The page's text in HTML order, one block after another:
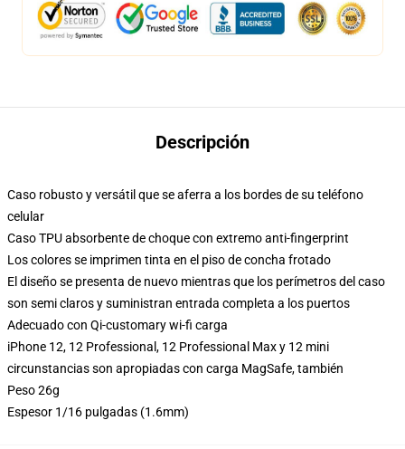
Descripción
Caso robusto y versátil que se aferra a los bordes de su teléfono
celular
Caso TPU absorbente de choque con extremo anti-fingerprint
Los colores se imprimen tinta en el piso de concha frotado
El diseño se presenta de nuevo mientras que los perímetros del caso
son semi claros y suministran entrada completa a los puertos
Adecuado con Qi-customary wi-fi carga
iPhone 12, 12 Professional, 12 Professional Max y 12 mini
circunstancias son apropiadas con carga MagSafe, también
Peso 26g
Espesor 1/16 pulgadas (1.6mm)